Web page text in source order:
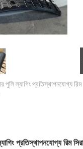
পুলি ল্যাগিং প্রতিস্থাপনযোগ্য রিম
প্রতিস্থাপনযোগ্য রিম